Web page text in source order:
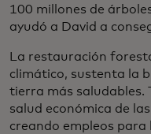
100 millones de
ayudó a David a
La restauración
climático, sustenta la
tierra más saludables.
salud económica de
creando empleos